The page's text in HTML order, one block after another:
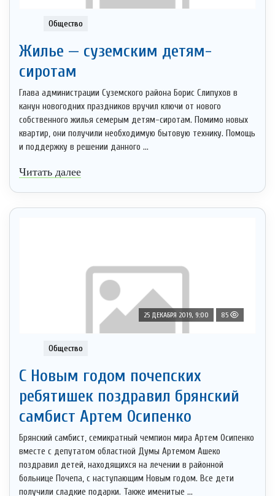
Общество
Жилье — суземским детям-
сиротам
Глава администрации Суземского района Борис Слипухов в
канун новогодних праздников вручил ключи от нового
собственного жилья семерым детям-сиротам. Помимо новых
квартир, они получили необходимую бытовую технику. Помощь
и поддержку в решении данного ...
Читать далее
25 ДЕКАБРЯ 2019, 9:00 85
Общество
С Новым годом почепских
ребятишек поздравил брянский
самбист Артем Осипенко
Брянский самбист, семикратный чемпион мира Артем Осипенко
вместе с депутатом областной Думы Артемом Ашеко
поздравил детей, находящихся на лечении в районной
больнице Почепа, с наступающим Новым годом. Все дети
получили сладкие подарки. Также именитые ...